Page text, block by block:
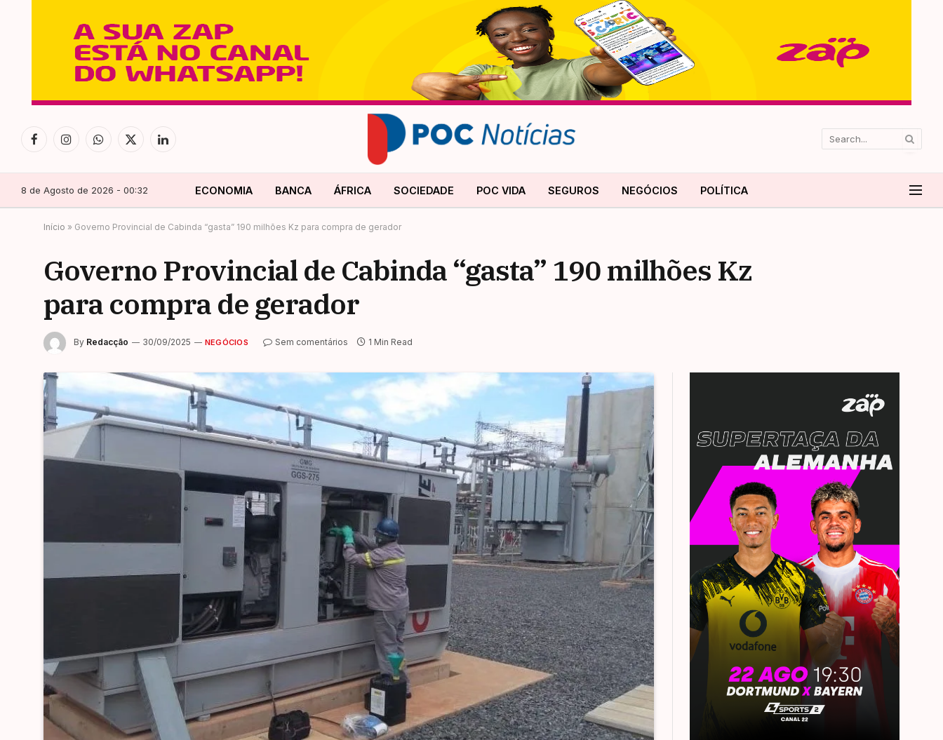
FacebookInstagramWhatsApp
X
LinkedIn
8 de Agosto de 2026 - 00:32 ECONOMIA BANCA ÁFRICA SOCIEDADE POC VIDA SEGUROS NEGÓCIOS POLÍTICA
Início » Governo Provincial de Cabinda “gasta” 190 milhões Kz para compra de gerador
Governo Provincial de Cabinda “gasta” 190 milhões Kz
para compra de gerador
By Redacção 30/09/2025 NEGÓCIOS Sem comentários 1 Min Read